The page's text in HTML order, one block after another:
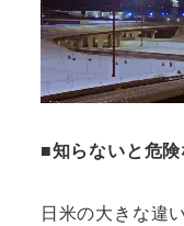
■知らないと危
日米の大きな違